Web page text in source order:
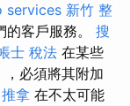
services 新竹 整
客戶服務。 搜
士 稅法 在某些
必須將其附加
拿 在不太可能